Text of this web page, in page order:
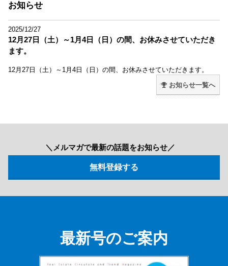
お知らせ
2025/12/27
12月27日（土）～1月4日（日）の間、お休みさせていただき
ます。
12月27日（土）～1月4日（日）の間、お休みさせていただきます。
お知らせ一覧へ
＼メルマガで最新の話題をお知らせ／
最新号のご案内